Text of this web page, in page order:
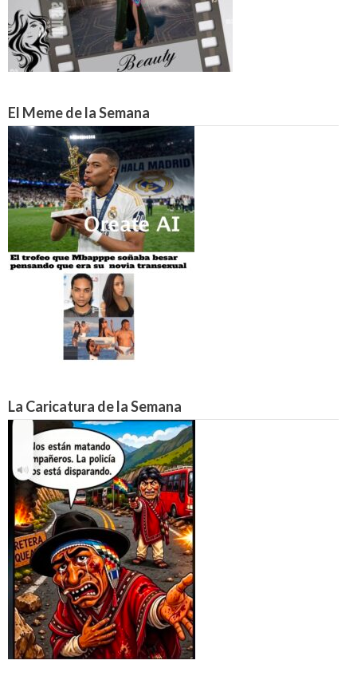
El Meme de la Semana
La Caricatura de la Semana